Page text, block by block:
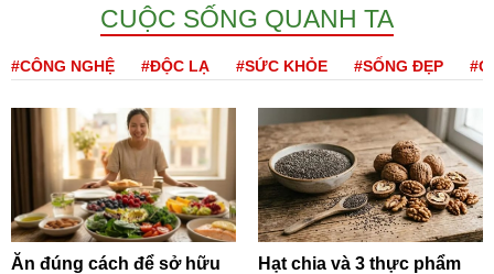
CUỘC SỐNG QUANH TA
#CÔNG NGHỆ #ĐỘC LẠ #SỨC KHỎE #SỐNG ĐẸP
Ăn đúng cách để sở hữu
Hạt chia và 3 thực phẩm